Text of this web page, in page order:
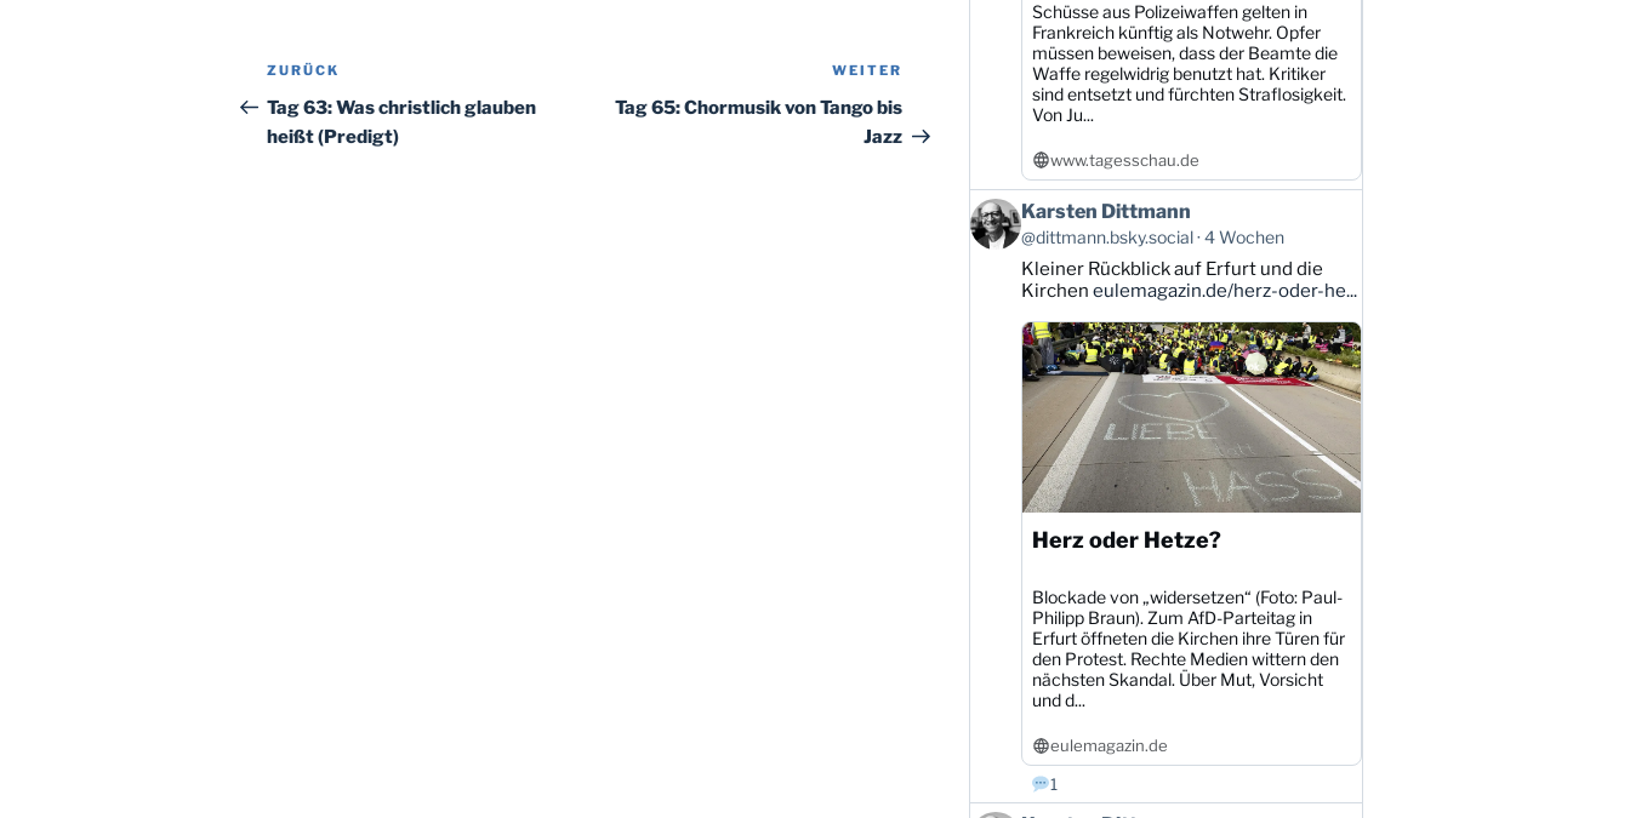
Beitragsnavigation
Vorheriger
Beitrag
ZURÜCK
Tag 63: Was christlich glauben
heißt (Predigt)
Beitrag
WEITER
Tag 65: Chormusik von Tango bis
Jazz
Schüsse aus Polizeiwaffen gelten in
Frankreich künftig als Notwehr. Opfer
müssen beweisen, dass der Beamte die
Waffe regelwidrig benutzt hat. Kritiker
sind entsetzt und fürchten Straflosigkeit.
Von Ju...
www.tagesschau.de
Beitrag
von
Karsten
Dittmann
ansehen
Karsten Dittmann
@dittmann.bsky.social 4 Wochen
Kleiner Rückblick auf Erfurt und die
Kirchen eulemagazin.de/herz-oder-he...
Herz oder Hetze?
Blockade von „widersetzen“ (Foto: Paul-
Philipp Braun). Zum AfD-Parteitag in
Erfurt öffneten die Kirchen ihre Türen für
den Protest. Rechte Medien wittern den
nächsten Skandal. Über Mut, Vorsicht
und d...
eulemagazin.de
1